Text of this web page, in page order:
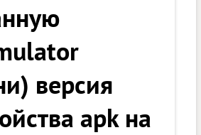
версия
apk на